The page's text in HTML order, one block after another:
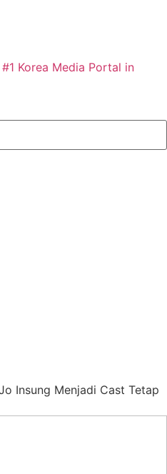
#1 Korea Media Portal in
Insung Menjadi Cast Tetap